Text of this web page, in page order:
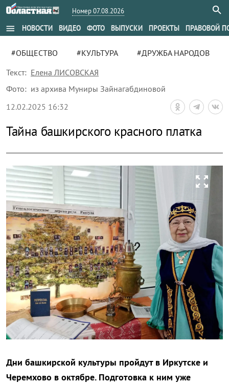
Номер 07.08.2026
menu НОВОСТИ ВИДЕО ФОТО ВЫПУСКИ ПРОЕКТЫ ПРАВОВОЙ
#ОБЩЕСТВО #КУЛЬТУРА
#ДРУЖБА НАРОДОВ
Текст: Елена ЛИСОВСКАЯ
Фото: из архива Муниры Зайнагабдиновой
12.02.2025 16:32
Тайна башкирского красного платка
zoom_out_map
Дни башкирской культуры пройдут в Иркутске и
Черемхово в октябре. Подготовка к ним уже